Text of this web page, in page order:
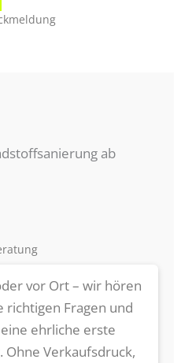
ab
vor Ort – wir hören
richtigen Fragen und
ehrliche erste
Ohne Verkaufsdruck,